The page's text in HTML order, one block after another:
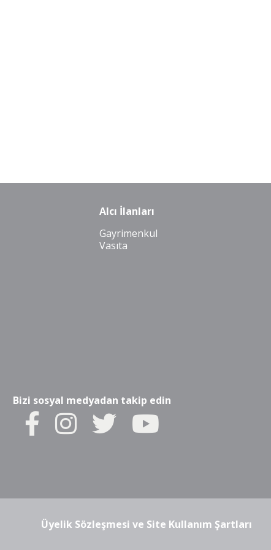
Alcı İlanları
Gayrimenkul
Vasıta
Bizi sosyal medyadan takip edin
Üyelik Sözleşmesi ve Site Kullanım Şartları